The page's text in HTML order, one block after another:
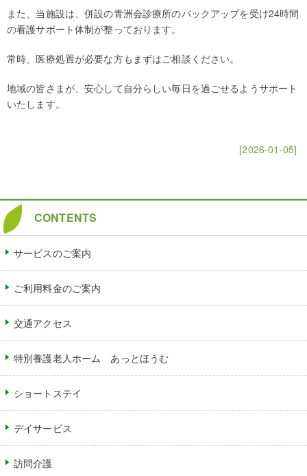
また、当施設は、併設の青洲会診療所のバックアップを受け24時間
の看護サポート体制が整っております。
常時、医療処置が必要な方もまずはご相談ください。
地域の皆さまが、安心して自分らしい毎日を過ごせるようサポート
いたします。
[2026-01-05]
CONTENTS
サービスのご案内
ご利用料金のご案内
交通アクセス
特別養護老人ホーム あっとほうむ
ショートステイ
デイサービス
訪問介護